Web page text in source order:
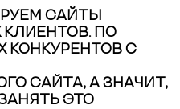
САЙТЫ
ПО
КОНКУРЕНТОВ С
САЙТА, А ЗНАЧИТ,
ЭТО